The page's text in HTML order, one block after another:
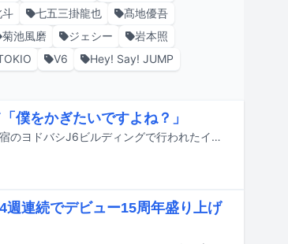
七五三掛龍也
髙地優吾
菊池風磨 ジェシー
岩本照
V6
Hey! Say! JUMP
僕をかぎたいですよね？」
山田涼介（Hey! Say! JUMP）が、本日8月4日に東京・原宿のヨドバシJ6ビルディングで行われたイギリス発のフレグランス ライフスタイル ブランド・JO MALONE LONDON（ジョー マローン ロンドン）のプレスセッションに出席した。
連続でデビュー15周年盛り上げ